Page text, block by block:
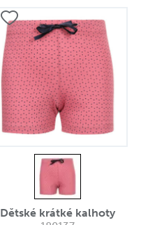
Dětské krátké kalhoty